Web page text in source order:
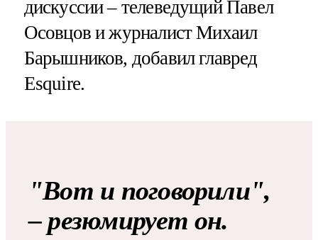
дискуссии – телеведущий Павел
Осовцов и журналист Михаил
Барышников, добавил главред
Esquire.
"Вот и поговорили",
– резюмирует он.